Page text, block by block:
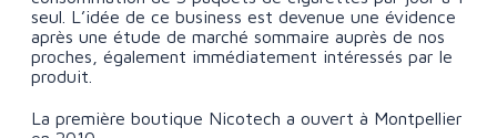
seul. L’idée de ce business est devenue une évidence
après une étude de marché sommaire auprès de nos
proches, également immédiatement intéressés par le
produit.
La première boutique Nicotech a ouvert à Montpellier